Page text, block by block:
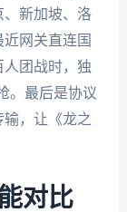
新加坡、洛
网关直连国
团战时，独
。最后是协议
，让《龙之
对比